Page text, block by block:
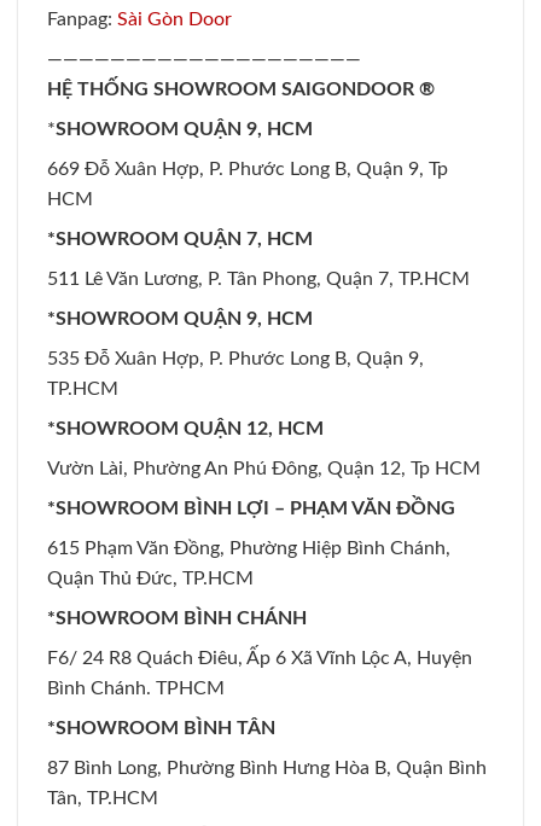
Fanpag: Sài Gòn Door
————————————————————
HỆ THỐNG SHOWROOM SAIGONDOOR ®
*SHOWROOM QUẬN 9, HCM
669 Đỗ Xuân Hợp, P. Phước Long B, Quận 9, Tp
HCM
*SHOWROOM QUẬN 7, HCM
511 Lê Văn Lương, P. Tân Phong, Quận 7, TP.HCM
*SHOWROOM QUẬN 9, HCM
535 Đỗ Xuân Hợp, P. Phước Long B, Quận 9,
TP.HCM
*SHOWROOM QUẬN 12, HCM
Vườn Lài, Phường An Phú Đông, Quận 12, Tp HCM
*SHOWROOM BÌNH LỢI – PHẠM VĂN ĐỒNG
615 Phạm Văn Đồng, Phường Hiệp Bình Chánh,
Quận Thủ Đức, TP.HCM
*SHOWROOM BÌNH CHÁNH
F6/ 24 R8 Quách Điêu, Ấp 6 Xã Vĩnh Lộc A, Huyện
Bình Chánh. TPHCM
*SHOWROOM BÌNH TÂN
87 Bình Long, Phường Bình Hưng Hòa B, Quận Bình
Tân, TP.HCM